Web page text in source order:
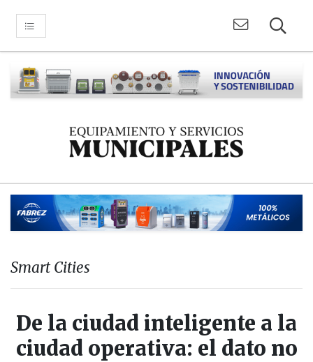
Smart Cities
De la ciudad inteligente a la
ciudad operativa: el dato no